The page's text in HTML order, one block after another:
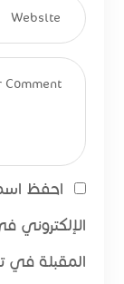
احفظ
الإلكتروني
المقبلة في